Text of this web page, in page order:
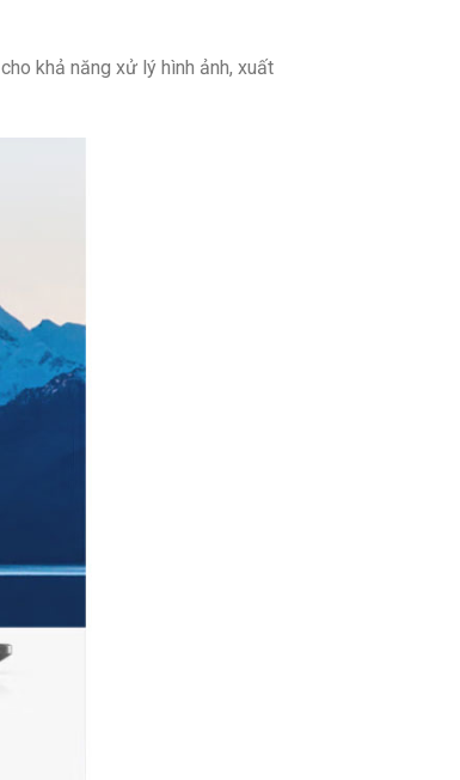
cho khả năng xử lý hình ảnh, xuất